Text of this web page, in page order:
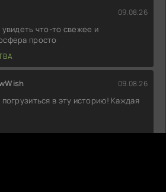
09.08.26
что-то свежее и
просто
09.08.26
в эту историю! Каждая